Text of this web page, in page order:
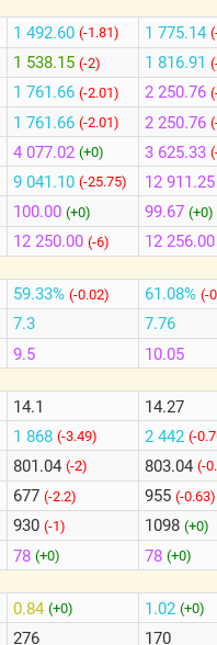
1 492.60 (-1.81)
1 538.15 (-2)
1 761.66 (-2.01)
1 761.66 (-2.01)
4 077.02 (+0)
9 041.10 (-25.75)
100.00 (+0)
12 250.00 (-6)
59.33% (-0.02)
7.3
9.5
14.1
1 868 (-3.49)
801.04 (-2)
677 (-2.2)
930 (-1)
78 (+0)
0.84 (+0)
276
1 775.14
1 816.91
2 250.76
2 250.76
3 625.33
12 911.25
99.67 (+0)
12 256.00
61.08% (-
7.76
10.05
14.27
2 442 (-
803.04 (-
955 (-0.63)
1098 (+0)
78 (+0)
1.02 (+0)
170